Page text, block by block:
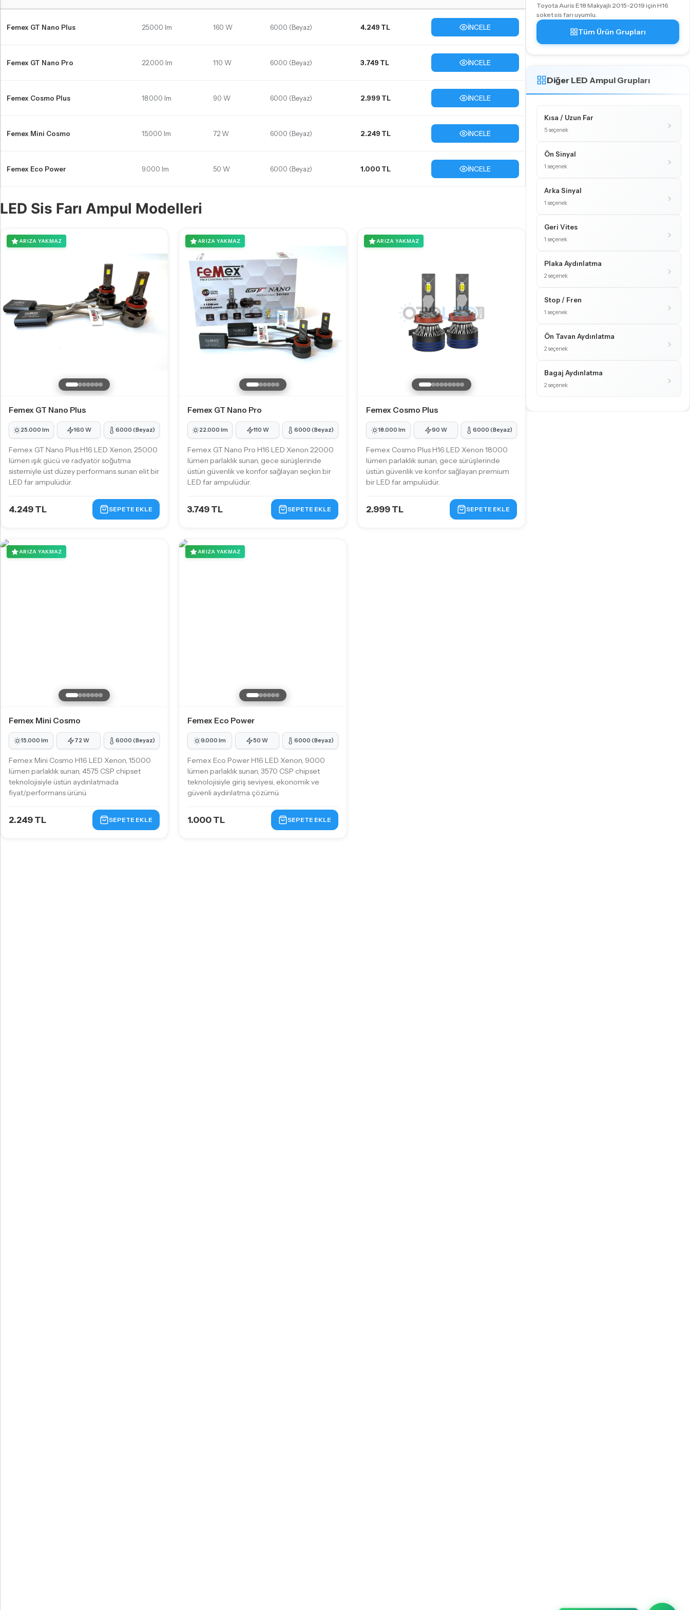
Femex GT Nano Plus 25.000 lm 160 W 6000 (Beyaz) 4.249 TL İNCELE
Femex GT Nano Pro 22.000 lm 110 W 6000 (Beyaz) 3.749 TL İNCELE
Femex Cosmo Plus 18.000 lm 90 W 6000 (Beyaz) 2.999 TL İNCELE
Femex Mini Cosmo 15.000 lm 72 W 6000 (Beyaz) 2.249 TL İNCELE
Femex Eco Power 9.000 lm 50 W 6000 (Beyaz) 1.000 TL İNCELE
LED Sis Farı Ampul Modelleri
ARIZA YAKMAZ
Femex GT Nano Plus
25.000 lm 160 W 6000 (Beyaz)
Femex GT Nano Plus H16 LED Xenon, 25000
lümen ışık gücü ve radyatör soğutma
sistemiyle üst düzey performans sunan elit bir
LED far ampulüdür.
4.249 TL SEPETE EKLE
ARIZA YAKMAZ
Femex GT Nano Pro
22.000 lm 110 W 6000 (Beyaz)
Femex GT Nano Pro H16 LED Xenon 22000
lümen parlaklık sunan, gece sürüşlerinde
üstün güvenlik ve konfor sağlayan seçkin bir
LED far ampulüdür.
3.749 TL SEPETE EKLE
ARIZA YAKMAZ
Femex Cosmo Plus
18.000 lm 90 W 6000 (Beyaz)
Femex Cosmo Plus H16 LED Xenon 18000
lümen parlaklık sunan, gece sürüşlerinde
üstün güvenlik ve konfor sağlayan premium
bir LED far ampulüdür.
2.999 TL SEPETE EKLE
ARIZA YAKMAZ
Femex Mini Cosmo
15.000 lm 72 W 6000 (Beyaz)
Femex Mini Cosmo H16 LED Xenon, 15000
lümen parlaklık sunan, 4575 CSP chipset
teknolojisiyle üstün aydınlatmada
fiyat/performans ürünü.
2.249 TL SEPETE EKLE
ARIZA YAKMAZ
Femex Eco Power
9.000 lm 50 W 6000 (Beyaz)
Femex Eco Power H16 LED Xenon, 9000
lümen parlaklık sunan, 3570 CSP chipset
teknolojisiyle giriş seviyesi, ekonomik ve
güvenli aydınlatma çözümü.
1.000 TL SEPETE EKLE
Toyota Auris E18 Makyajlı 2015-2019 için H16
soket sis farı uyumlu.
Tüm Ürün Grupları
Diğer LED Ampul Grupları
Kısa / Uzun Far
5 seçenek
Ön Sinyal
1 seçenek
Arka Sinyal
1 seçenek
Geri Vites
1 seçenek
Plaka Aydınlatma
2 seçenek
Stop / Fren
1 seçenek
Ön Tavan Aydınlatma
2 seçenek
Bagaj Aydınlatma
2 seçenek